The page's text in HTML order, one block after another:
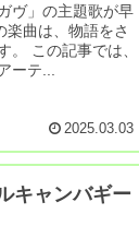
ヴ」の主題歌が早
楽曲は、物語をさ
。 この記事では、
ーテ...
2025.03.03
キャンバギー